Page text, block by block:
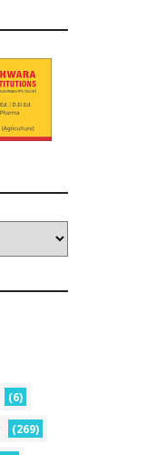
(6)
(269)